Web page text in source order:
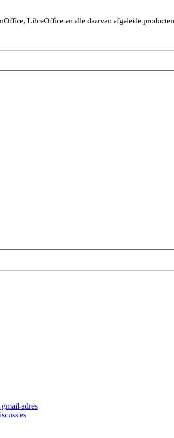
LibreOffice en alle daarvan afgeleide producten
adres